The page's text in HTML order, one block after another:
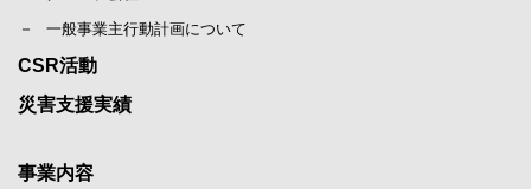
一般事業主行動計画について
CSR活動
災害支援実績
事業内容